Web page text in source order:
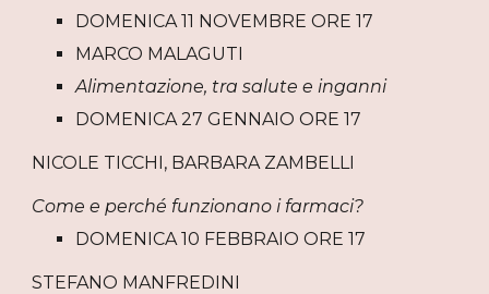
DOMENICA 11 NOVEMBRE ORE 17
MARCO MALAGUTI
Alimentazione, tra salute e inganni
DOMENICA 27 GENNAIO ORE 17
NICOLE TICCHI, BARBARA ZAMBELLI
Come e perché funzionano i farmaci?
DOMENICA 10 FEBBRAIO ORE 17
STEFANO MANFREDINI